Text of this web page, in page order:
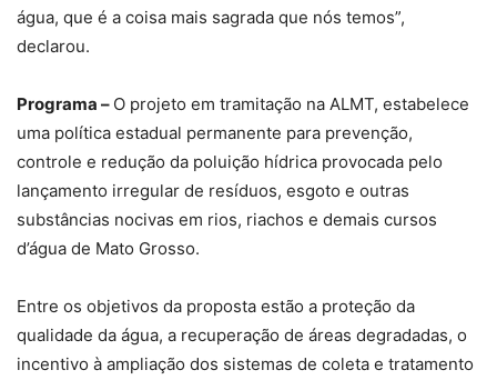
água, que é a coisa mais sagrada que nós temos”,
declarou.
Programa – O projeto em tramitação na ALMT, estabelece
uma política estadual permanente para prevenção,
controle e redução da poluição hídrica provocada pelo
lançamento irregular de resíduos, esgoto e outras
substâncias nocivas em rios, riachos e demais cursos
d’água de Mato Grosso.
Entre os objetivos da proposta estão a proteção da
qualidade da água, a recuperação de áreas degradadas, o
incentivo à ampliação dos sistemas de coleta e tratamento